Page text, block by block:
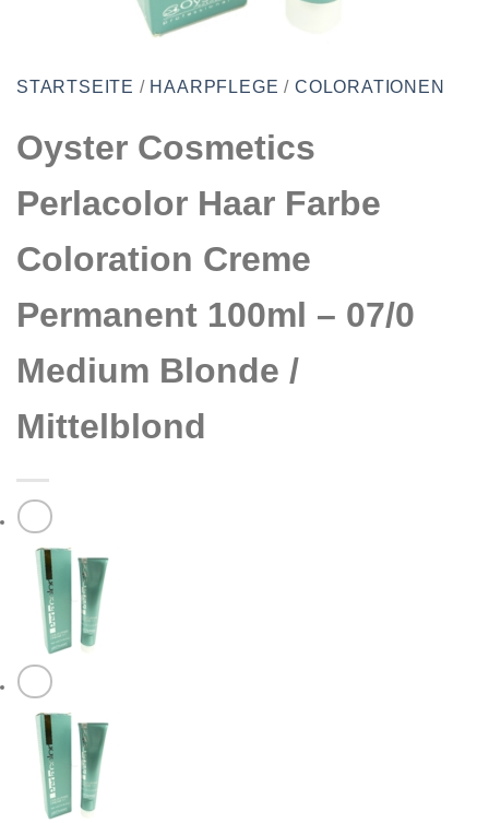
STARTSEITE / HAARPFLEGE / COLORATIONEN
Oyster Cosmetics
Perlacolor Haar Farbe
Coloration Creme
Permanent 100ml – 07/0
Medium Blonde /
Mittelblond